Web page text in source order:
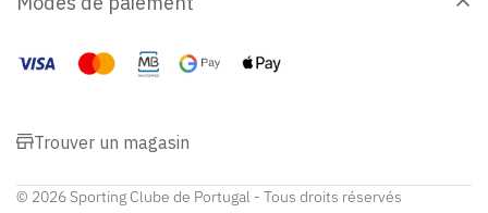
Trouver un magasin
© 2026 Sporting Clube de Portugal - Tous droits réservés